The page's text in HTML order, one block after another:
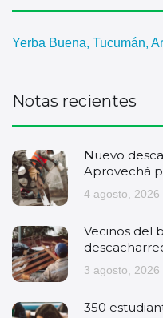
Yerba Buena, Tucumán,
Notas recientes
Nuevo
Aprovechá
4 agosto, 2026
Vecinos del
3 agosto, 2026
350